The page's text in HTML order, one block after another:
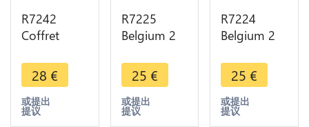
R7242
Coffret
Euros 150
Years
Belgian
Croix
28 €
或提出
提议
R7225
Belgium 2
Belgian
Presidence
de l'EU
2010
25 €
或提出
提议
R7224
Belgium 2
Reopening
Brussels
Atomium
2006
25 €
或提出
提议